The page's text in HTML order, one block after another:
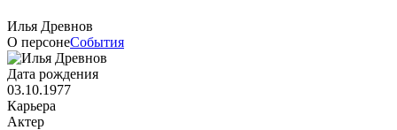
Илья Древнов
О персонеСобытия
Дата рождения
03.10.1977
Карьера
Актер